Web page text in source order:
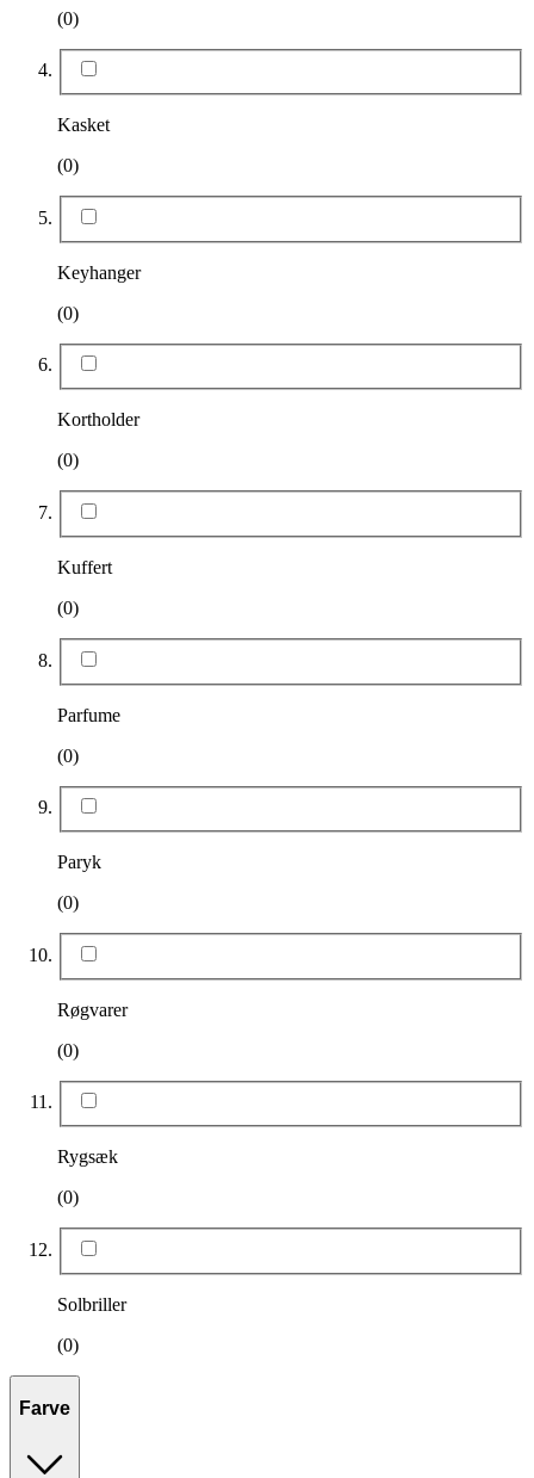
(0)
Kasket
(0)
Keyhanger
(0)
Kortholder
(0)
Kuffert
(0)
Parfume
(0)
Paryk
(0)
Røgvarer
(0)
Rygsæk
(0)
Solbriller
(0)
Farve